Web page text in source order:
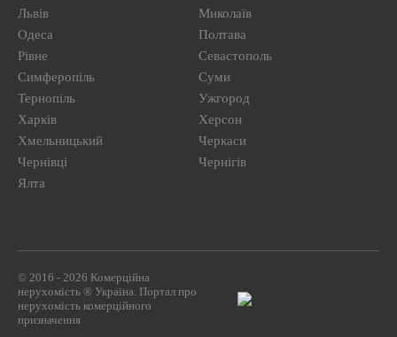
Львів
Миколаїв
Одеса
Полтава
Рівне
Севастополь
Симферопіль
Суми
Тернопіль
Ужгород
Харків
Херсон
Хмельницький
Черкаси
Чернівці
Чернігів
Ялта
© 2016 - 2026 Комерційна
нерухомість ® Україна. Портал про
нерухомість комерційного
призначення